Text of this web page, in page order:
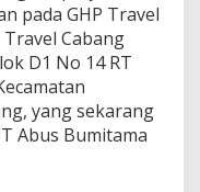
pada GHP Travel
Travel Cabang
D1 No 14 RT
yang sekarang
Abus Bumitama